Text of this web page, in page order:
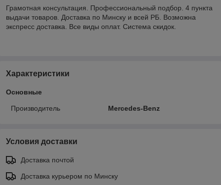
Грамотная консультация. Профессиональный подбор. 4 пункта
выдачи товаров. Доставка по Минску и всей РБ. Возможна
экспресс доставка. Все виды оплат. Система скидок.
Характеристики
Основные
Производитель Mercedes-Benz
Условия доставки
Доставка почтой
Доставка курьером по Минску